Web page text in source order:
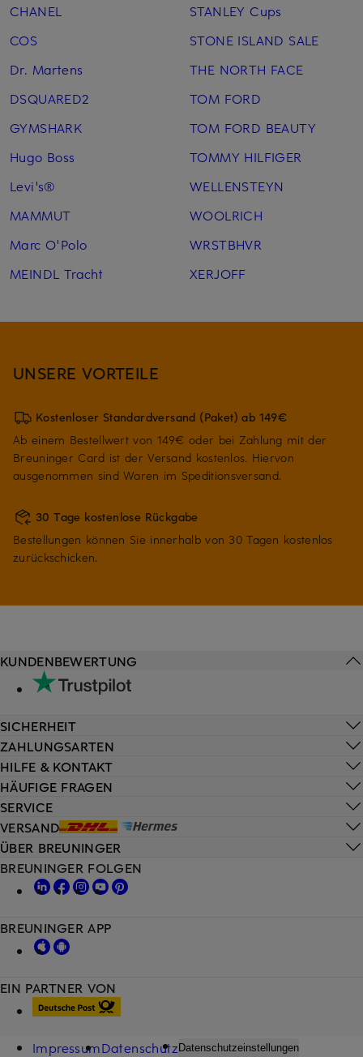
CHANEL
COS
Dr. Martens
DSQUARED2
GYMSHARK
Hugo Boss
Levi's®
MAMMUT
Marc O'Polo
MEINDL Tracht
STANLEY Cups
STONE ISLAND SALE
THE NORTH FACE
TOM FORD
TOM FORD BEAUTY
TOMMY HILFIGER
WELLENSTEYN
WOOLRICH
WRSTBHVR
XERJOFF
UNSERE VORTEILE
Kostenloser Standardversand (Paket) ab 149€
Ab einem Bestellwert von 149€ oder bei Zahlung mit der
Breuninger Card ist der Versand kostenlos. Hiervon
ausgenommen sind Waren im Speditionsversand.
30 Tage kostenlose Rückgabe
Bestellungen können Sie innerhalb von 30 Tagen kostenlos
zurückschicken.
HILFE & KONTAKT
HÄUFIGE FRAGEN
SERVICE
VERSAND
KUNDENBEWERTUNG
SICHERHEIT
ZAHLUNGSARTEN
ÜBER BREUNINGER
EIN PARTNER VON
BREUNINGER FOLGEN
BREUNINGER APP
ImpressumDatenschutz Datenschutzeinstellungen